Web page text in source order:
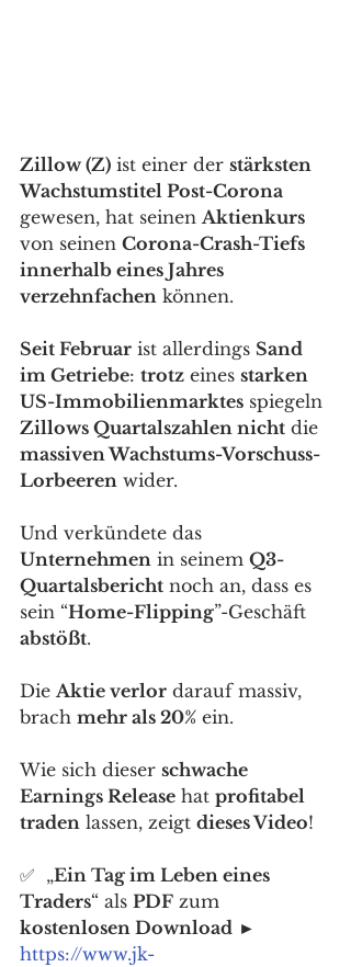
Zillow (Z) ist einer der stärksten
Wachstumstitel Post-Corona
gewesen, hat seinen Aktienkurs
von seinen Corona-Crash-Tiefs
innerhalb eines Jahres
verzehnfachen können.
Seit Februar ist allerdings Sand
im Getriebe: trotz eines starken
US-Immobilienmarktes spiegeln
Zillows Quartalszahlen nicht die
massiven Wachstums-Vorschuss-
Lorbeeren wider.
Und verkündete das
Unternehmen in seinem Q3-
Quartalsbericht noch an, dass es
sein “Home-Flipping”-Geschäft
abstößt.
Die Aktie verlor darauf massiv,
brach mehr als 20% ein.
Wie sich dieser schwache
Earnings Release hat profitabel
traden lassen, zeigt dieses Video!
✅  „Ein Tag im Leben eines
Traders“ als PDF zum
kostenlosen Download ►
https://www.jk-